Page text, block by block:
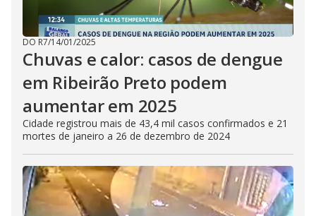
DO R7/14/01/2025
Chuvas e calor: casos de dengue
em Ribeirão Preto podem
aumentar em 2025
Cidade registrou mais de 43,4 mil casos confirmados e 21
mortes de janeiro a 26 de dezembro de 2024